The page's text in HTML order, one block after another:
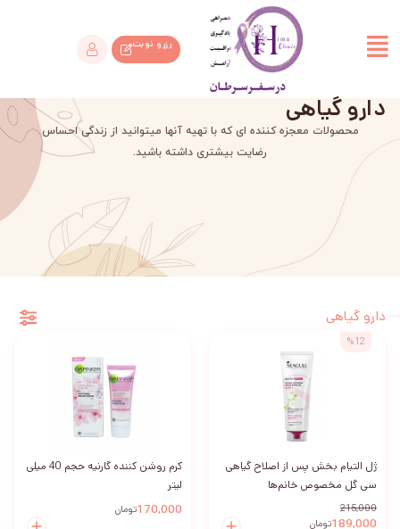
رزرو نوبت
دارو گیاهی
محصولات معجزه کننده ای که با تهیه آنها میتوانید از زندگی احساس
رضایت بیشتری داشته باشید.
دارو گیاهی
%12
ژل التیام بخش پس از اصلاح گیاهی
سی گل مخصوص خانم‌ها
215,000
189,000تومان
کرم روشن کننده گارنیه حجم 40 میلی
لیتر
170,000تومان